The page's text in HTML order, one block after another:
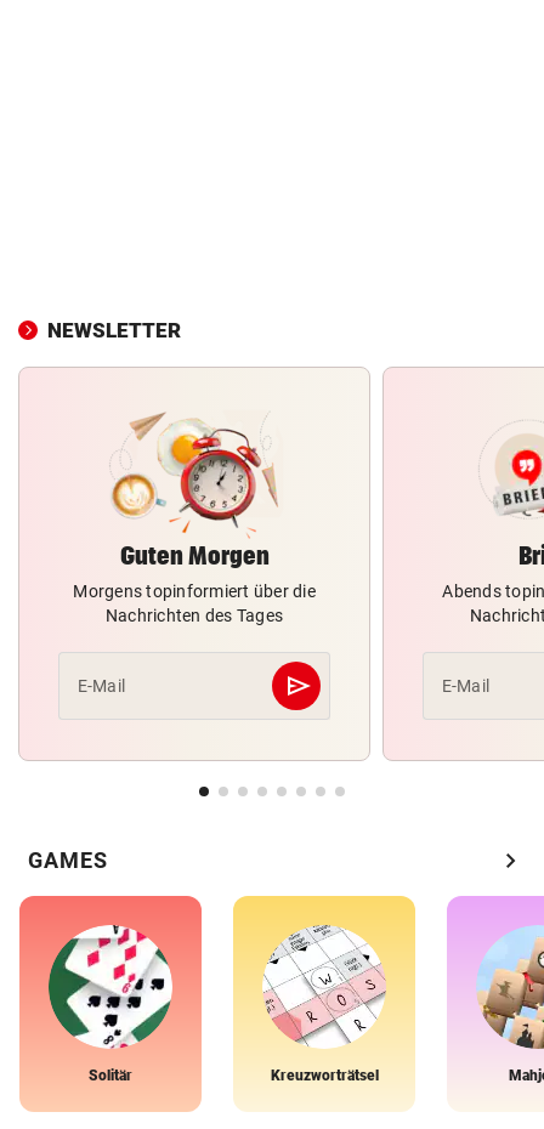
NEWSLETTER
Guten Morgen
Morgens topinformiert über die
Nachrichten des Tages
E-Mail send
Abschicken
Abends
E-Mail
GAMES chevron_right
Solitär Kreuzworträtsel